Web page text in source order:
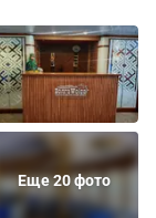
Еще 20 фото